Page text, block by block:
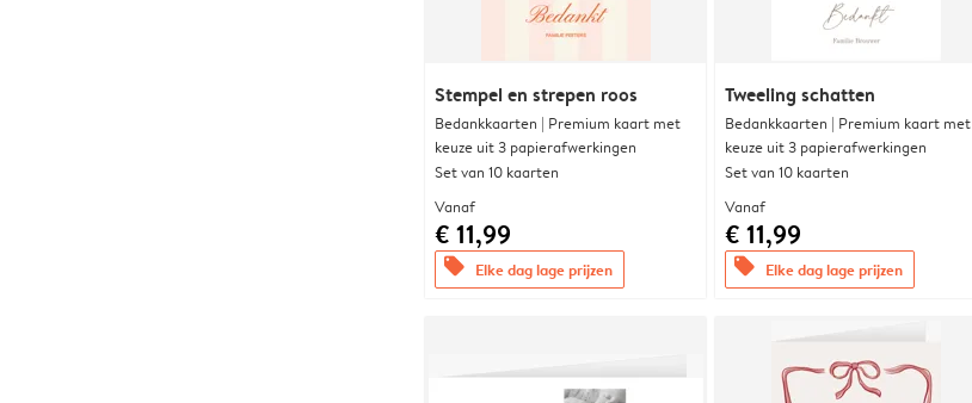
Stempel en strepen roos
Bedankkaarten | Premium kaart met
keuze uit 3 papierafwerkingen
Set van 10 kaarten
Vanaf
€ 11,99
offers Elke dag lage prijzen
Tweeling schatten
Bedankkaarten | Premium kaart met
keuze uit 3 papierafwerkingen
Set van 10 kaarten
Vanaf
€ 11,99
offers Elke dag lage prijzen